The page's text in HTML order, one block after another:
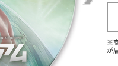
※
が